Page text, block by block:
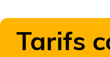
Tarifs